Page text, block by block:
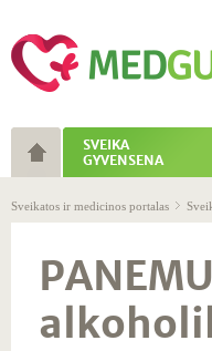
SVEIKA
GYVENSENA
Sveikatos ir medicinos portalas